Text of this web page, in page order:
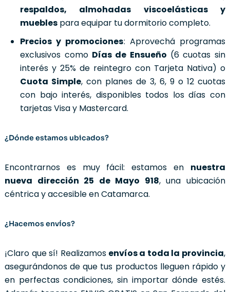
respaldos, almohadas viscoelásticas y
muebles para equipar tu dormitorio completo.
Precios y promociones: Aprovechá programas
exclusivos como Días de Ensueño (6 cuotas sin
interés y 25% de reintegro con Tarjeta Nativa) o
Cuota Simple, con planes de 3, 6, 9 o 12 cuotas
con bajo interés, disponibles todos los días con
tarjetas Visa y Mastercard.
¿Dónde estamos ubicados?
Encontrarnos es muy fácil: estamos en nuestra
nueva dirección 25 de Mayo 918, una ubicación
céntrica y accesible en Catamarca.
¿Hacemos envíos?
¡Claro que sí! Realizamos envíos a toda la provincia,
asegurándonos de que tus productos lleguen rápido y
en perfectas condiciones, sin importar dónde estés.